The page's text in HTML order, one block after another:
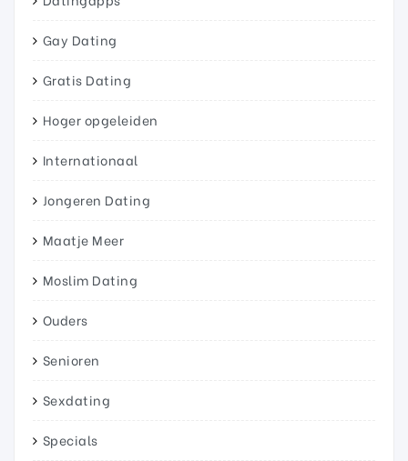
Gay Dating
Gratis Dating
Hoger opgeleiden
Internationaal
Jongeren Dating
Maatje Meer
Moslim Dating
Ouders
Senioren
Sexdating
Specials